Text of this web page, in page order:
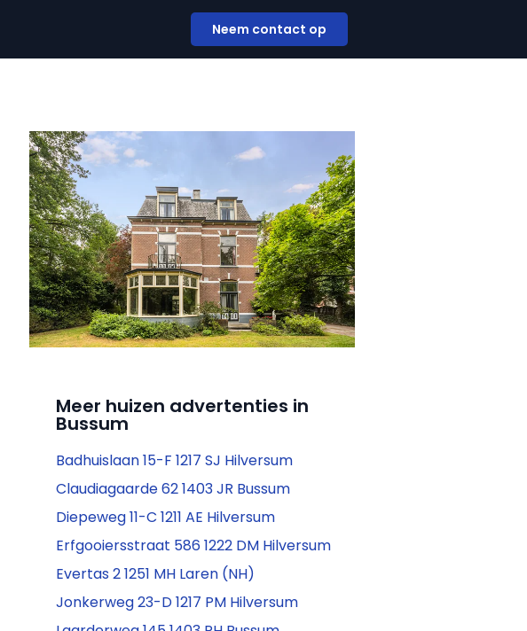
Neem contact op
Meer huizen advertenties in
Bussum
Badhuislaan 15-F 1217 SJ Hilversum
Claudiagaarde 62 1403 JR Bussum
Diepeweg 11-C 1211 AE Hilversum
Erfgooiersstraat 586 1222 DM Hilversum
Evertas 2 1251 MH Laren (NH)
Jonkerweg 23-D 1217 PM Hilversum